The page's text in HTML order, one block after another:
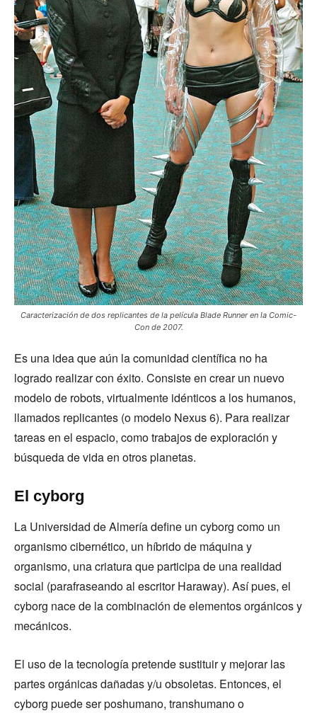
Caracterización de dos replicantes de la película Blade Runner en la Comic-
Con de 2007.
Es una idea que aún la comunidad científica no ha
logrado realizar con éxito. Consiste en crear un nuevo
modelo de robots, virtualmente idénticos a los humanos,
llamados replicantes (o modelo Nexus 6). Para realizar
tareas en el espacio, como trabajos de exploración y
búsqueda de vida en otros planetas.
El cyborg
La Universidad de Almería define un cyborg como un
organismo cibernético, un híbrido de máquina y
organismo, una criatura que participa de una realidad
social (parafraseando al escritor Haraway). Así pues, el
cyborg nace de la combinación de elementos orgánicos y
mecánicos.
El uso de la tecnología pretende sustituir y mejorar las
partes orgánicas dañadas y/u obsoletas. Entonces, el
cyborg puede ser poshumano, transhumano o